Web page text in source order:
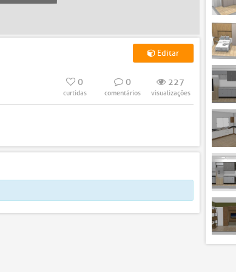
Editar
0
curtidas
0
comentários
227
visualizações